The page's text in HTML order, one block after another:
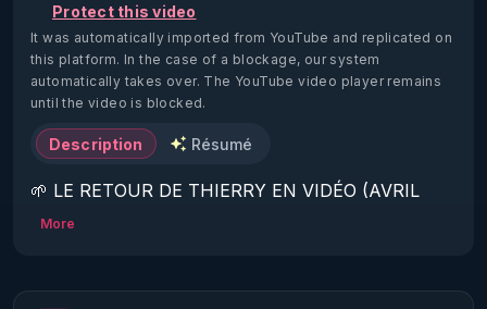
Protect this video
It was automatically imported from YouTube and replicated on
this platform. In the case of a blockage, our system
automatically takes over. The YouTube video player remains
until the video is blocked.
Description Résumé
🌱 LE RETOUR DE THIERRY EN VIDÉO (AVRIL
2022)!
https://www.rgnr.fr/presentation.html
More